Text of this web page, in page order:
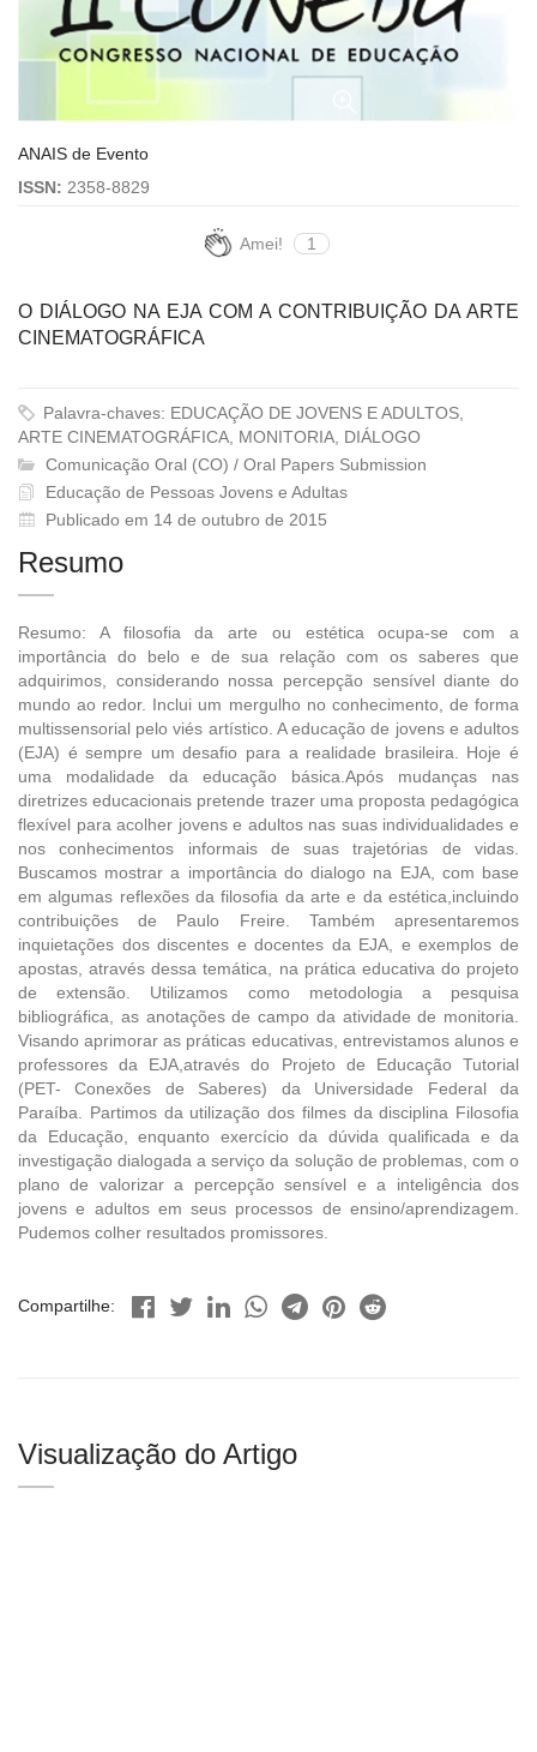
ANAIS de Evento
ISSN: 2358-8829
Amei! 1
O DIÁLOGO NA EJA COM A CONTRIBUIÇÃO DA ARTE
CINEMATOGRÁFICA
Palavra-chaves: EDUCAÇÃO DE JOVENS E ADULTOS,
ARTE CINEMATOGRÁFICA, MONITORIA, DIÁLOGO
Comunicação Oral (CO) / Oral Papers Submission
Educação de Pessoas Jovens e Adultas
Publicado em 14 de outubro de 2015
Resumo
Resumo: A filosofia da arte ou estética ocupa-se com a
importância do belo e de sua relação com os saberes que
adquirimos, considerando nossa percepção sensível diante do
mundo ao redor. Inclui um mergulho no conhecimento, de forma
multissensorial pelo viés artístico. A educação de jovens e adultos
(EJA) é sempre um desafio para a realidade brasileira. Hoje é
uma modalidade da educação básica.Após mudanças nas
diretrizes educacionais pretende trazer uma proposta pedagógica
flexível para acolher jovens e adultos nas suas individualidades e
nos conhecimentos informais de suas trajetórias de vidas.
Buscamos mostrar a importância do dialogo na EJA, com base
em algumas reflexões da filosofia da arte e da estética,incluindo
contribuições de Paulo Freire. Também apresentaremos
inquietações dos discentes e docentes da EJA, e exemplos de
apostas, através dessa temática, na prática educativa do projeto
de extensão. Utilizamos como metodologia a pesquisa
bibliográfica, as anotações de campo da atividade de monitoria.
Visando aprimorar as práticas educativas, entrevistamos alunos e
professores da EJA,através do Projeto de Educação Tutorial
(PET- Conexões de Saberes) da Universidade Federal da
Paraíba. Partimos da utilização dos filmes da disciplina Filosofia
da Educação, enquanto exercício da dúvida qualificada e da
investigação dialogada a serviço da solução de problemas, com o
plano de valorizar a percepção sensível e a inteligência dos
jovens e adultos em seus processos de ensino/aprendizagem.
Pudemos colher resultados promissores.
Compartilhe:
Visualização do Artigo